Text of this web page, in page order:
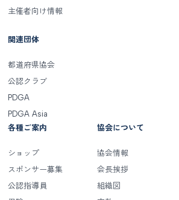
主催者向け情報
関連団体
都道府県協会
公認クラブ
PDGA
PDGA Asia
各種ご案内
ショップ
スポンサー募集
公認指導員
協会について
協会情報
会長挨拶
組織図